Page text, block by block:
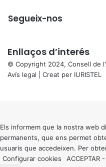
Segueix-nos
Enllaços d’interés
© Copyright 2024, Consell de
Avís legal | Creat per IURISTEL
button
Els informem que la nostra web
permanents, que ens permet
usuaris que accedeixen. Per
Configurar cookies
ACCEPTAR -